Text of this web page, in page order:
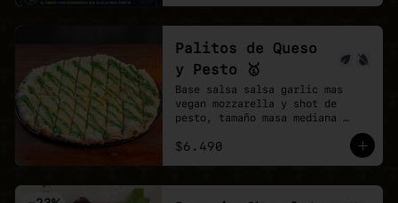
Veganmobile 💚
Todos nuestros almuerzos
incluyen ensalada mixta fresca,
pan horneado y nuestro clásico
pebre casero.
menú del día:
MAR 11: Padthai tofu Champiñon
MIÉ 12: Bandeja paisa
Palitos de Queso
y Pesto 🥇
Base salsa salsa garlic mas
vegan mozzarella y shot de
pesto, tamaño masa mediana
$6.490